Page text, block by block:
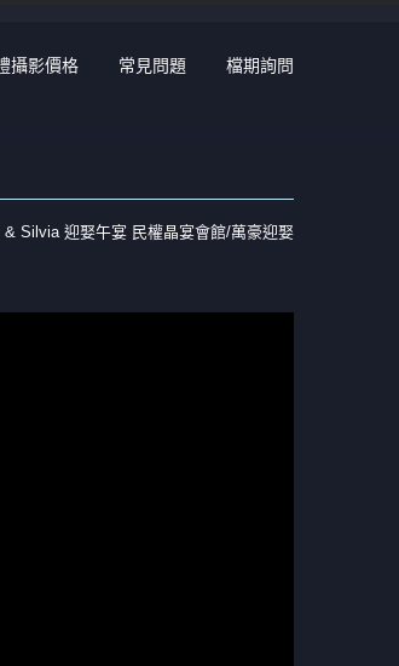
攝影價格 常見問題 檔期詢問
& Silvia 迎娶午宴 民權晶宴會館/萬豪迎娶